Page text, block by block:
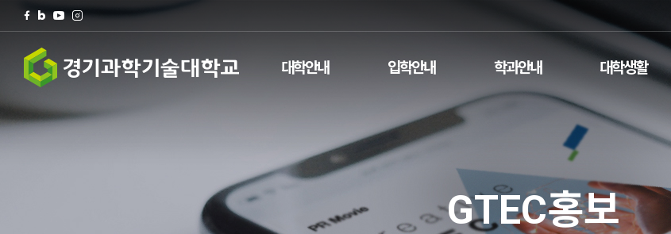
대학안내 입학안내 학과안내 대학생활
검색 팝업존전체메뉴
GTEC홍보